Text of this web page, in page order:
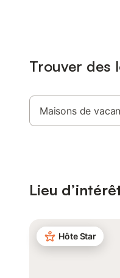
Trouver des
Maisons de
Lieu
Hôte Star